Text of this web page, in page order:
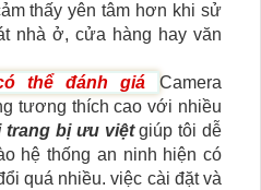
thấy yên tâm hơn khi sử
nhà ở, cửa hàng hay văn
thể đánh giá
Camera
tương thích cao với nhiều
trang bị ưu việtgiúp tôi dễ
hệ thống an ninh hiện có
quá nhiều. việc cài đặt và